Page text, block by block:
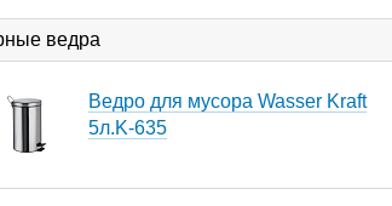
ведра
Ведро для мусора Wasser Kraft
5л.K-635